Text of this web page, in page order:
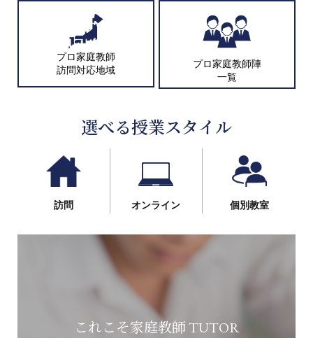
プロ家庭教師
訪問対応地域
プロ家庭教師陣
一覧
選べる授業スタイル
訪問 オンライン 個別教室
これこそ家庭教師 TUTOR